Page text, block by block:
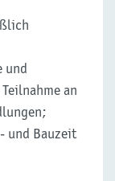
und
an
und Bauzeit